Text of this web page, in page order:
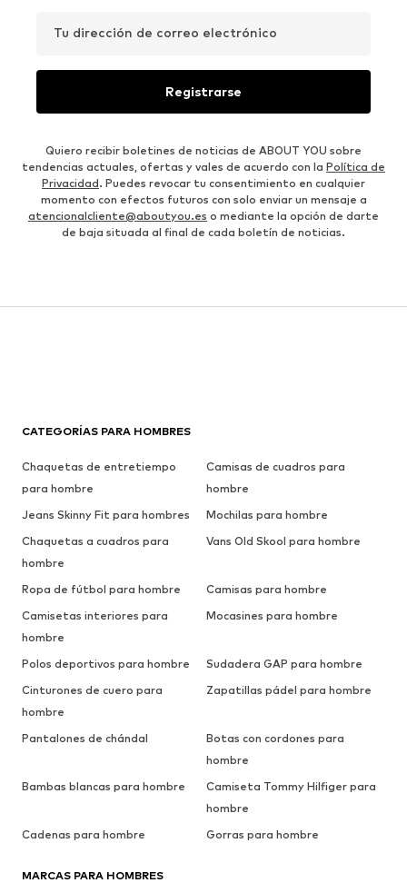
Tu dirección de correo electrónico
Registrarse
Quiero recibir boletines de noticias de ABOUT YOU sobre
tendencias actuales, ofertas y vales de acuerdo con la Política de
Privacidad. Puedes revocar tu consentimiento en cualquier
momento con efectos futuros con solo enviar un mensaje a
atencionalcliente@aboutyou.es o mediante la opción de darte
de baja situada al final de cada boletín de noticias.
CATEGORÍAS PARA HOMBRES
Chaquetas de entretiempo
para hombre
Camisas de cuadros para
hombre
Jeans Skinny Fit para hombres
Mochilas para hombre
Chaquetas a cuadros para
hombre
Vans Old Skool para hombre
Ropa de fútbol para hombre
Camisas para hombre
Camisetas interiores para
hombre
Mocasines para hombre
Polos deportivos para hombre
Sudadera GAP para hombre
Cinturones de cuero para
hombre
Zapatillas pádel para hombre
Pantalones de chándal
Botas con cordones para
hombre
Bambas blancas para hombre
Camiseta Tommy Hilfiger para
hombre
Cadenas para hombre
Gorras para hombre
MARCAS PARA HOMBRES